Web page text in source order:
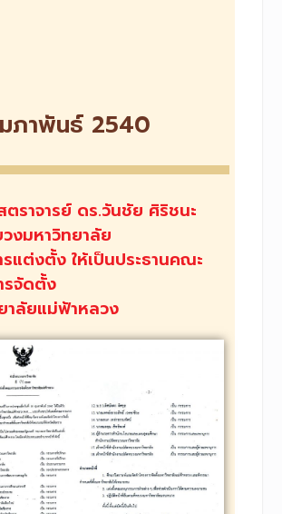
ภาพันธ์ 2540​
ตราจารย์ ดร.วันชัย ศิริชนะ
งมหาวิทยาลัย
รแต่งตั้ง ให้เป็นประธานคณะ
รจัดตั้ง
าลัยแม่ฟ้าหลวง